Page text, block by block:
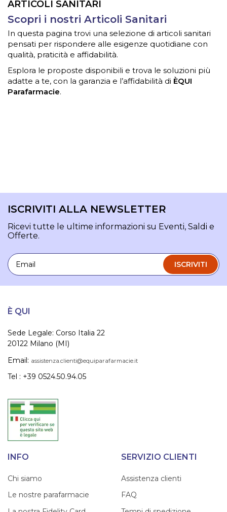
ARTICOLI SANITARI
Scopri i nostri Articoli Sanitari
In questa pagina trovi una selezione di articoli sanitari
pensati per rispondere alle esigenze quotidiane con
qualità, praticità e affidabilità.
Esplora le proposte disponibili e trova le soluzioni più
adatte a te, con la garanzia e l’affidabilità di ÈQUI
Parafarmacie.
ISCRIVITI ALLA NEWSLETTER
Ricevi tutte le ultime informazioni su Eventi, Saldi e
Offerte.
Email
ISCRIVITI
È QUI
Sede Legale: Corso Italia 22
20122 Milano (MI)
Email: assistenza.clienti@equiparafarmacie.it
Tel : +39 0524.50.94.05
INFO
Chi siamo
Le nostre parafarmacie
SERVIZIO CLIENTI
Assistenza clienti
FAQ